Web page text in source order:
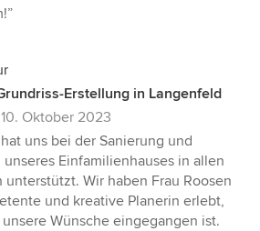
Erstellung in Langenfeld
10. Oktober 2023
uns bei der Sanierung und
Einfamilienhauses in allen
unterstützt. Wir haben Frau Roosen
und kreative Planerin erlebt,
Wünsche eingegangen ist.